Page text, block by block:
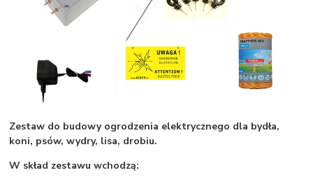
Zestaw do budowy ogrodzenia elektrycznego dla bydła,
koni, psów, wydry, lisa, drobiu.
W skład zestawu wchodzą: